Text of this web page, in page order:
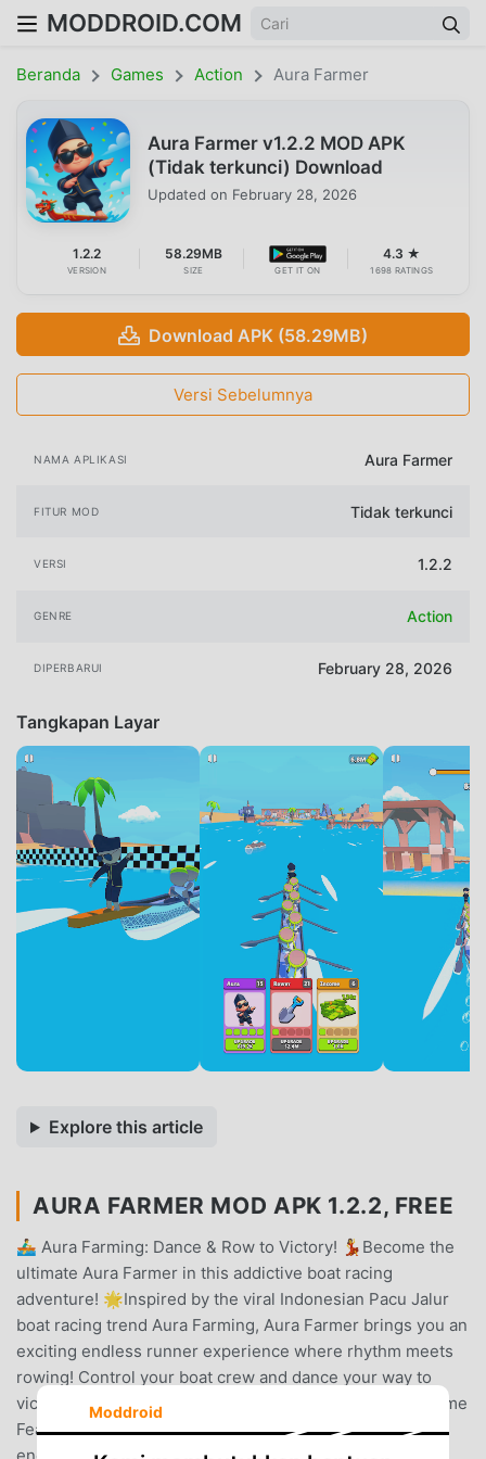
MODDROID.COM
Beranda Games Action Aura Farmer
Aura Farmer v1.2.2 MOD APK
(Tidak terkunci) Download
Updated on February 28, 2026
1.2.2
VERSION
58.29MB
SIZE GET IT ON
4.3 ★
1698 RATINGS
Download APK (58.29MB)
Versi Sebelumnya
NAMA APLIKASI Aura Farmer
FITUR MOD Tidak terkunci
VERSI 1.2.2
GENRE Action
DIPERBARUI February 28, 2026
Tangkapan Layar
Explore this article
AURA FARMER MOD APK 1.2.2, FREE
🚣‍♂️ Aura Farming: Dance & Row to Victory! 💃Become the
ultimate Aura Farmer in this addictive boat racing
adventure! 🌟Inspired by the viral Indonesian Pacu Jalur
boat racing trend Aura Farming, Aura Farmer brings you an
exciting endless runner experience where rhythm meets
rowing! Control your boat crew and dance your way to
victory in this unique blend of action and strategy.🎮 Game
Features:⚡ Epic Dance Battles - Keep your dancer
Moddroid